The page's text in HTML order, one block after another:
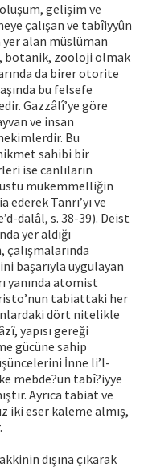
gelişim ve
çalışan ve tabîiyyûn
alan müslüman
botanik, zooloji olmak
da birer otorite
bu felsefe
Gazzâlî’ye göre
ve insan
Bu
sahibi bir
ise canlıların
mükemmelliğin
Tanrı’yı ve
dalâl, s. 38-39). Deist
yer aldığı
başarıyla uygulayan
yanında atomist
tabiattaki her
dört nitelikle
yapısı gereği
gücüne sahip
İnne li’l-
mebde?ün tabî?iyye
Ayrıca tabiat ve
iki eser kaleme almış,
dışına çıkarak